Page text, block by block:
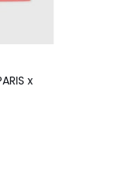
x